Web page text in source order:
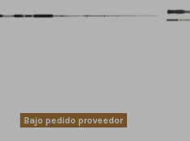
Bajo pedido proveedor